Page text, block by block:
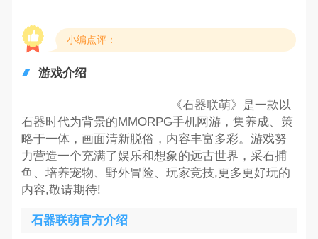
小编点评：
游戏介绍
《石器联萌》是一款以
石器时代为背景的MMORPG手机网游，集养成、策
略于一体，画面清新脱俗，内容丰富多彩。游戏努
力营造一个充满了娱乐和想象的远古世界，采石捕
鱼、培养宠物、野外冒险、玩家竞技,更多更好玩的
内容,敬请期待!
石器联萌官方介绍